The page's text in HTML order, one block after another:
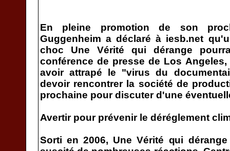
En pleine promotion de son
Guggenheim a déclaré à iesb.net
choc Une Vérité qui dérange
conférence de presse de Los
avoir attrapé le "virus du
devoir rencontrer la société de
prochaine pour discuter d'une
Avertir pour prévenir le déréglement
Sorti en 2006, Une Vérité qui